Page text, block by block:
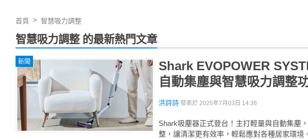
首頁 智慧吸力調整
智慧吸力調整 的最新熱門文章
新聞
Shark EVOPOWER
自動集塵與智慧吸力調整
洪詩詩 發表於 2025年7月03日 14:36
Shark吸塵器正式登台！主打輕量與自動集塵
整，讓清潔更有效率，輕鬆應對各種居家環境